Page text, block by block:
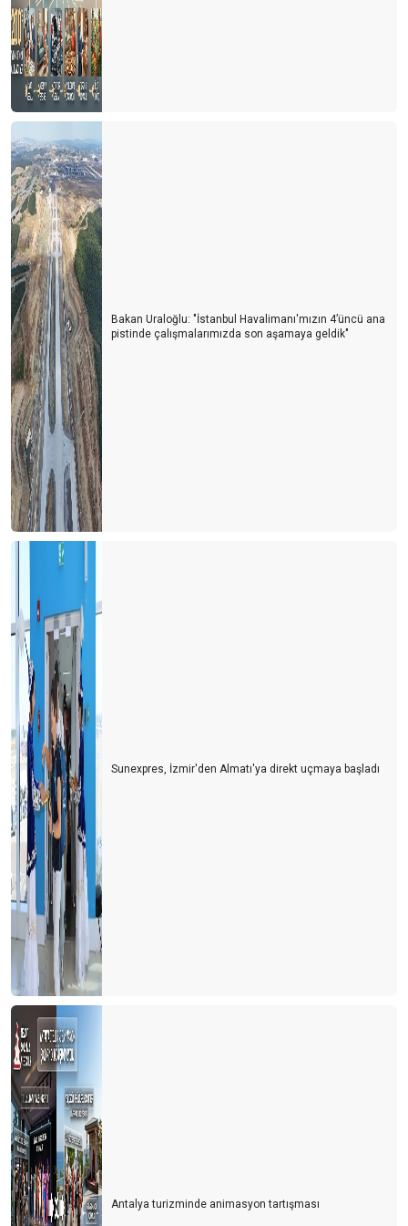
P.O.Y.D Genel Kuruluna Doğru …
Bir Sezon Daha Bitti …
Sonbahar Geldi… Yapraklar dökülmeye başladı
Türk Turizminde Yeni Dönem …
Temmuz’da Bitti …
Bakan Uraloğlu: "İstanbul Havalimanı'mızın 4’üncü ana
pistinde çalışmalarımızda son aşamaya geldik"
Sunexpres, İzmir'den Almatı'ya direkt uçmaya başladı
Antalya turizminde animasyon tartışması